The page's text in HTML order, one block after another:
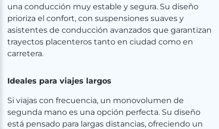
una conducción muy estable y segura. Su diseño
prioriza el confort, con suspensiones suaves y
asistentes de conducción avanzados que garantizan
trayectos placenteros tanto en ciudad como en
carretera.
Ideales para viajes largos ️
Si viajas con frecuencia, un monovolumen de
segunda mano es una opción perfecta. Su diseño
está pensado para largas distancias, ofreciendo un